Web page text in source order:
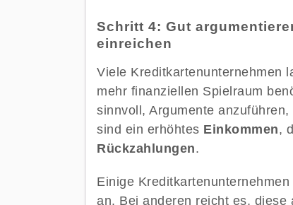
Schritt 4: Gut
einreichen
Viele Kreditkartenunternehmen
mehr finanziellen Spielraum
sinnvoll, Argumente
sind ein erhöhtes Einkommen,
Rückzahlungen.
Einige
an. Bei anderen reicht es, diese